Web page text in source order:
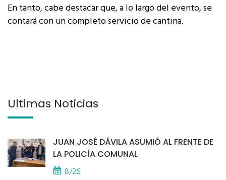
En tanto, cabe destacar que, a lo largo del evento, se
contará con un completo servicio de cantina.
Últimas Noticias
JUAN JOSÉ DÁVILA ASUMIÓ AL FRENTE DE
LA POLICÍA COMUNAL
8/26